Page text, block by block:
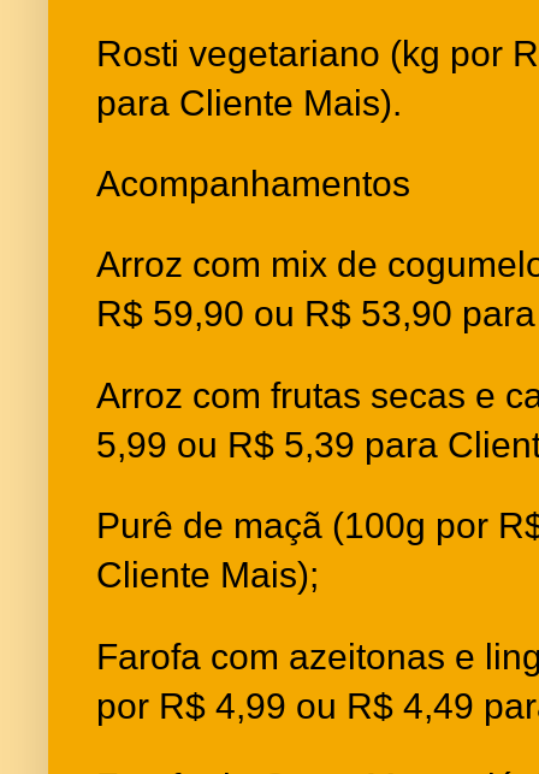
Rosti vegetariano (kg por
para Cliente Mais).
Acompanhamentos
Arroz com mix de
R$ 59,90 ou R$ 53,90
Arroz com frutas secas e
5,99 ou R$ 5,39 para
Purê de maçã (100g por
Cliente Mais);
Farofa com azeitonas e
por R$ 4,99 ou R$ 4,49